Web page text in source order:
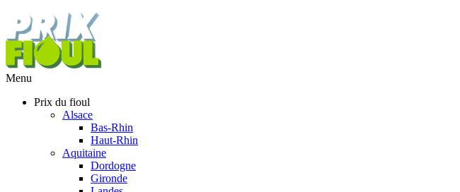
Menu
Prix du fioul
Alsace
Bas-Rhin
Haut-Rhin
Aquitaine
Dordogne
Gironde